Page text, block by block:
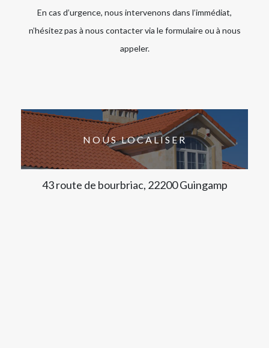
En cas d’urgence, nous intervenons dans l’immédiat,
n’hésitez pas à nous contacter via le formulaire ou à nous
appeler.
NOUS LOCALISER
43 route de bourbriac, 22200 Guingamp